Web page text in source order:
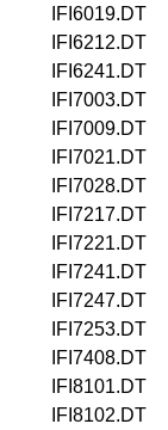
IFI6019.DT
IFI6212.DT
IFI6241.DT
IFI7003.DT
IFI7009.DT
IFI7021.DT
IFI7028.DT
IFI7217.DT
IFI7221.DT
IFI7241.DT
IFI7247.DT
IFI7253.DT
IFI7408.DT
IFI8101.DT
IFI8102.DT